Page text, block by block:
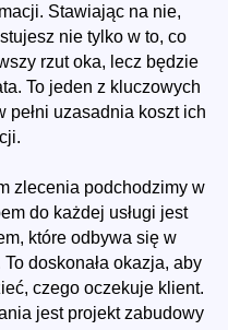
Stawiając na nie,
nie tylko w to, co
rzut oka, lecz będzie
To jeden z kluczowych
pełni uzasadnia koszt ich
zlecenia podchodzimy w
do każdej usługi jest
które odbywa się w
doskonała okazja, aby
czego oczekuje klient.
jest projekt zabudowy